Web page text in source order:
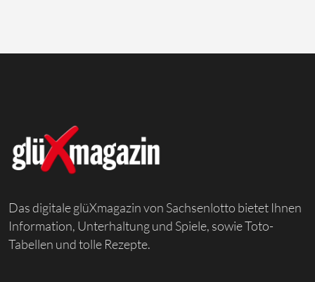
Das digitale glüXmagazin von Sachsenlotto bietet Ihnen
Information, Unterhaltung und Spiele, sowie Toto-
Tabellen und tolle Rezepte.